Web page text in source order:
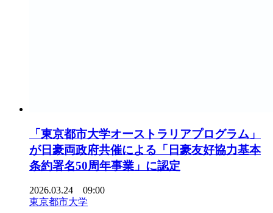
「東京都市大学オーストラリアプログラム」
が日豪両政府共催による「日豪友好協力基本
条約署名50周年事業」に認定
2026.03.24 09:00
東京都市大学